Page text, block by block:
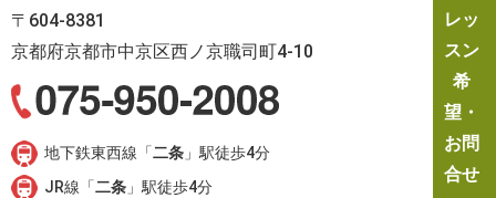
〒604-8381
京都府京都市中京区西ノ京職司町4-10
地下鉄東西線「二条 」駅徒歩4分
JR線「二条 」駅徒歩4分
レッ
スン
希
望・
お問
合せ